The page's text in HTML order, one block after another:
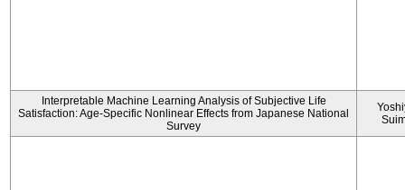
Interpretable Machine Learning Analysis of Subjective Life
Satisfaction: Age-Specific Nonlinear Effects from Japanese National
Survey